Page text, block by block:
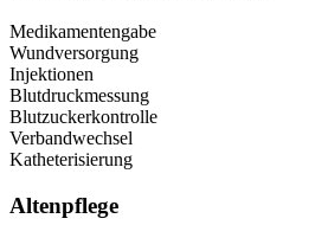
Medikamentengabe
Wundversorgung
Injektionen
Blutdruckmessung
Blutzuckerkontrolle
Verbandwechsel
Katheterisierung
Altenpflege